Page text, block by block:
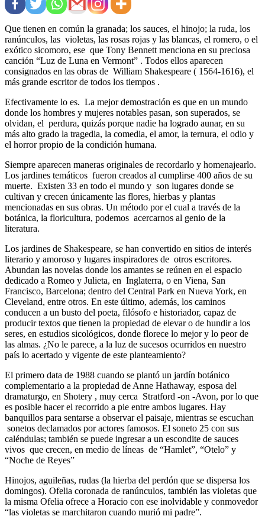
Que tienen en común la granada; los sauces, el hinojo; la ruda, los
ranúnculos, las violetas, las rosas rojas y las blancas, el romero, o el
exótico sicomoro, ese que Tony Bennett menciona en su preciosa
canción “Luz de Luna en Vermont” . Todos ellos aparecen
consignados en las obras de William Shakespeare ( 1564-1616), el
más grande escritor de todos los tiempos .
Efectivamente lo es. La mejor demostración es que en un mundo
donde los hombres y mujeres notables pasan, son superados, se
olvidan, el perdura, quizás porque nadie ha logrado aunar, en su
más alto grado la tragedia, la comedia, el amor, la ternura, el odio y
el horror propio de la condición humana.
Siempre aparecen maneras originales de recordarlo y homenajearlo.
Los jardines temáticos fueron creados al cumplirse 400 años de su
muerte. Existen 33 en todo el mundo y son lugares donde se
cultivan y crecen únicamente las flores, hierbas y plantas
mencionadas en sus obras. Un método por el cual a través de la
botánica, la floricultura, podemos acercarnos al genio de la
literatura.
Los jardines de Shakespeare, se han convertido en sitios de interés
literario y amoroso y lugares inspiradores de otros escritores.
Abundan las novelas donde los amantes se reúnen en el espacio
dedicado a Romeo y Julieta, en Inglaterra, o en Viena, San
Francisco, Barcelona; dentro del Central Park en Nueva York, en
Cleveland, entre otros. En este último, además, los caminos
conducen a un busto del poeta, filósofo e historiador, capaz de
producir textos que tienen la propiedad de elevar o de hundir a los
seres, en estudios sicológicos, donde florece lo mejor y lo peor de
las almas. ¿No le parece, a la luz de sucesos ocurridos en nuestro
país lo acertado y vigente de este planteamiento?
El primero data de 1988 cuando se plantó un jardín botánico
complementario a la propiedad de Anne Hathaway, esposa del
dramaturgo, en Shotery , muy cerca Stratford -on -Avon, por lo que
es posible hacer el recorrido a pie entre ambos lugares. Hay
banquillos para sentarse a observar el paisaje, mientras se escuchan
sonetos declamados por actores famosos. El soneto 25 con sus
caléndulas; también se puede ingresar a un escondite de sauces
vivos que crecen, en medio de líneas de “Hamlet”, “Otelo” y
“Noche de Reyes”
Hinojos, aguileñas, rudas (la hierba del perdón que se dispersa los
domingos). Ofelia coronada de ranúnculos, también las violetas que
la misma Ofelia ofrece a Horacio con ese inolvidable y conmovedor
“las violetas se marchitaron cuando murió mi padre”.